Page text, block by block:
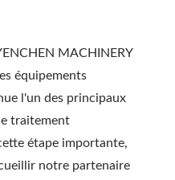
MACHINERY
équipements
l'un des principaux
traitement
étape importante,
notre partenaire